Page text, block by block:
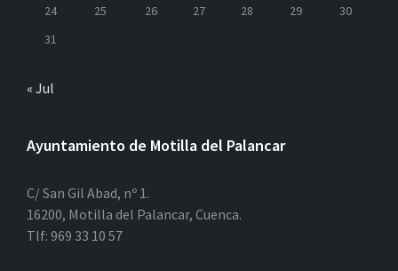
24
25 26 27 28 29
30
31
« Jul
Ayuntamiento de Motilla del Palancar
C/ San Gil Abad, nº 1.
16200, Motilla del Palancar, Cuenca.
Tlf: 969 33 10 57